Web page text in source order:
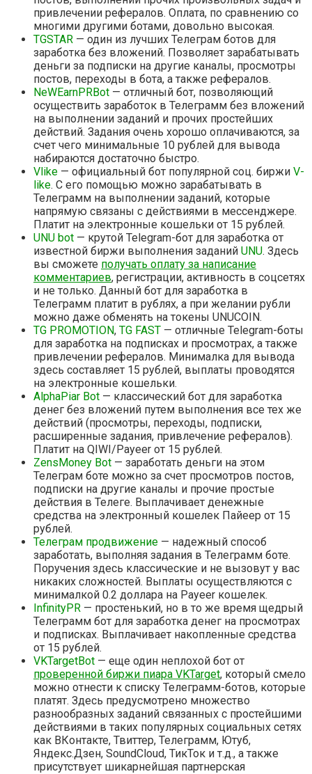
привлечении рефералов. Оплата, по сравнению со
многими другими ботами, довольно высокая.
TGSTAR — один из лучших Телеграм ботов для
заработка без вложений. Позволяет зарабатывать
деньги за подписки на другие каналы, просмотры
постов, переходы в бота, а также рефералов.
NeWEarnPRBot — отличный бот, позволяющий
осуществить заработок в Телеграмм без вложений
на выполнении заданий и прочих простейших
действий. Задания очень хорошо оплачиваются, за
счет чего минимальные 10 рублей для вывода
набираются достаточно быстро.
Vlike — официальный бот популярной соц. биржи V-
like. С его помощью можно зарабатывать в
Телеграмм на выполнении заданий, которые
напрямую связаны с действиями в мессенджере.
Платит на электронные кошельки от 15 рублей.
UNU bot — крутой Telegram-бот для заработка от
известной биржи выполнения заданий UNU. Здесь
вы сможете получать оплату за написание
комментариев, регистрации, активность в соцсетях
и не только. Данный бот для заработка в
Телеграмм платит в рублях, а при желании рубли
можно даже обменять на токены UNUCOIN.
TG PROMOTION, TG FAST — отличные Telegram-боты
для заработка на подписках и просмотрах, а также
привлечении рефералов. Минималка для вывода
здесь составляет 15 рублей, выплаты проводятся
на электронные кошельки.
AlphaPiar Bot — классический бот для заработка
денег без вложений путем выполнения все тех же
действий (просмотры, переходы, подписки,
расширенные задания, привлечение рефералов).
Платит на QIWI/Payeer от 15 рублей.
ZensMoney Bot — заработать деньги на этом
Телеграм боте можно за счет просмотров постов,
подписки на другие каналы и прочие простые
действия в Телеге. Выплачивает денежные
средства на электронный кошелек Пайеер от 15
рублей.
Телеграм продвижение — надежный способ
заработать, выполняя задания в Телеграмм боте.
Поручения здесь классические и не вызовут у вас
никаких сложностей. Выплаты осуществляются с
минималкой 0.2 доллара на Payeer кошелек.
InfinityPR — простенький, но в то же время щедрый
Телеграмм бот для заработка денег на просмотрах
и подписках. Выплачивает накопленные средства
от 15 рублей.
VKTargetBot — еще один неплохой бот от
проверенной биржи пиара VKTarget, который смело
можно отнести к списку Телеграмм-ботов, которые
платят. Здесь предусмотрено множество
разнообразных заданий связанных с простейшими
действиями в таких популярных социальных сетях
как ВКонтакте, Твиттер, Телеграмм, Ютуб,
Яндекс.Дзен, SoundCloud, ТикТок и т.д., а также
присутствует шикарнейшая партнерская